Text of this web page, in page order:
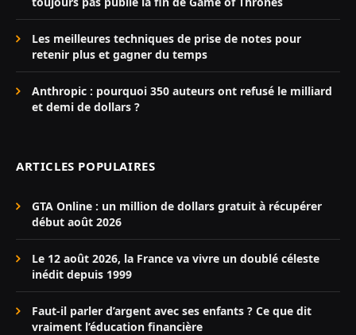
Les meilleures techniques de prise de notes pour
retenir plus et gagner du temps
Anthropic : pourquoi 350 auteurs ont refusé le milliard
et demi de dollars ?
ARTICLES POPULAIRES
GTA Online : un million de dollars gratuit à récupérer
début août 2026
Le 12 août 2026, la France va vivre un doublé céleste
inédit depuis 1999
Faut-il parler d’argent avec ses enfants ? Ce que dit
vraiment l’éducation financière